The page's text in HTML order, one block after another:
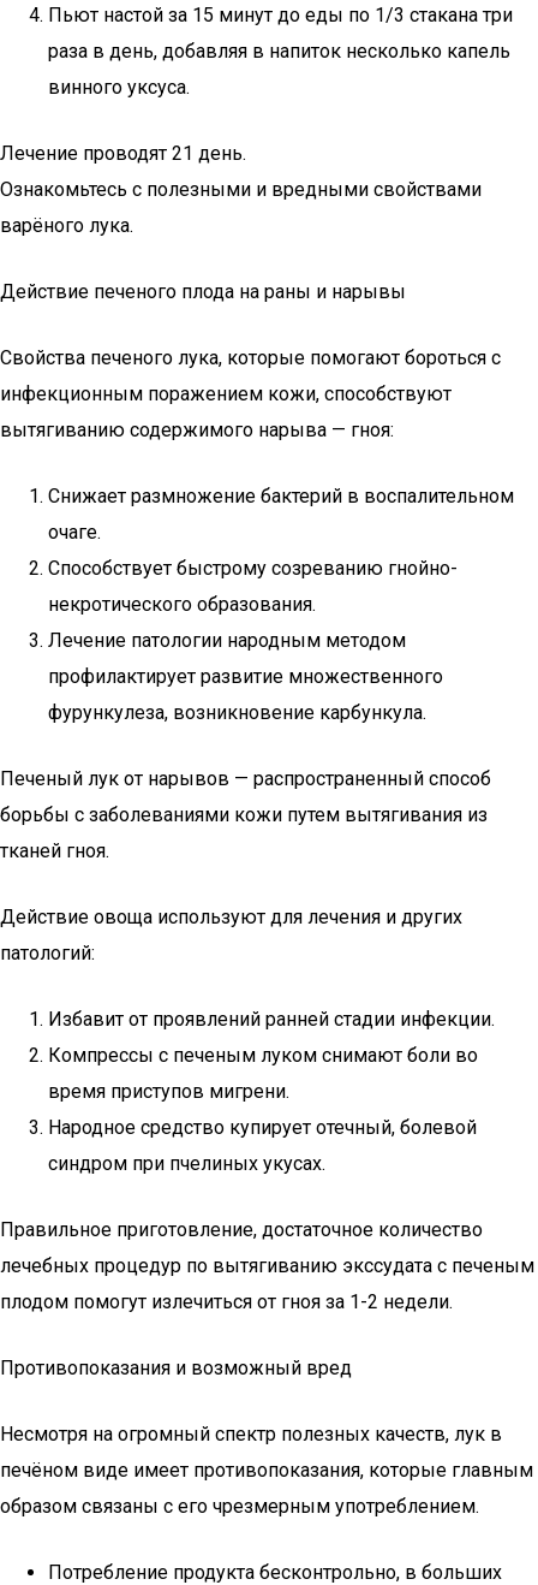
Пьют настой за 15 минут до еды по 1/3 стакана три
раза в день, добавляя в напиток несколько капель
винного уксуса.
Лечение проводят 21 день.
Ознакомьтесь с полезными и вредными свойствами
варёного лука.
Действие печеного плода на раны и нарывы
Свойства печеного лука, которые помогают бороться с
инфекционным поражением кожи, способствуют
вытягиванию содержимого нарыва — гноя:
Снижает размножение бактерий в воспалительном
очаге.
Способствует быстрому созреванию гнойно-
некротического образования.
Лечение патологии народным методом
профилактирует развитие множественного
фурункулеза, возникновение карбункула.
Печеный лук от нарывов — распространенный способ
борьбы с заболеваниями кожи путем вытягивания из
тканей гноя.
Действие овоща используют для лечения и других
патологий:
Избавит от проявлений ранней стадии инфекции.
Компрессы с печеным луком снимают боли во
время приступов мигрени.
Народное средство купирует отечный, болевой
синдром при пчелиных укусах.
Правильное приготовление, достаточное количество
лечебных процедур по вытягиванию экссудата с печеным
плодом помогут излечиться от гноя за 1-2 недели.
Противопоказания и возможный вред
Несмотря на огромный спектр полезных качеств, лук в
печёном виде имеет противопоказания, которые главным
образом связаны с его чрезмерным употреблением.
Потребление продукта бесконтрольно, в больших